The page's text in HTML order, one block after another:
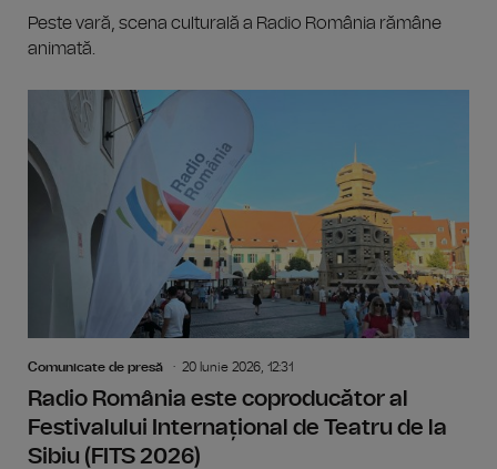
Peste vară, scena culturală a Radio România rămâne
animată.
Comunicate de presă 20 Iunie 2026, 12:31
Radio România este coproducător al
Festivalului Internațional de Teatru de la
Sibiu (FITS 2026)